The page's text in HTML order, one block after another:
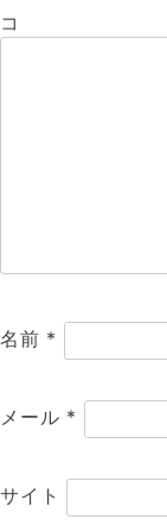
名前 *
メール *
サイト